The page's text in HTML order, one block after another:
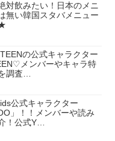
対飲みたい！日本のメニ
無い韓国スタバメニュー
の公式キャラクター
メンバーやキャラ特
調査…
公式キャラクター
」！！メンバーや読み
！公式Y…